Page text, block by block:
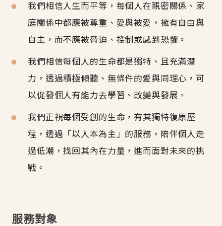
我們相信人生而平等，每個人在親密關係、家
庭關係中都應被尊重、愛與被愛，擁有自由與
自主，而不應被脅迫、控制或感到恐懼。
我們相信每個人的生命都是獨特、且充滿潛
力，透過積極傾聽、無條件的愛與同理心，可
以促發個人有能力去學習、改變與發展。
我們正視每個受創的生命，有其獨特復原歷
程，透過「以人本為主」的服務，陪伴個人走
過低潮，找回其內在力量，進而面對未來的挑
戰。
服務對象